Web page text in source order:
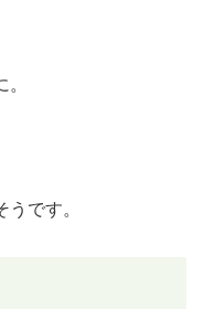
です。